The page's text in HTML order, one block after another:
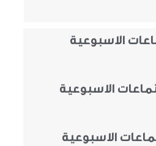
الاسبوعية
الاسبوعية
الاسبوعية